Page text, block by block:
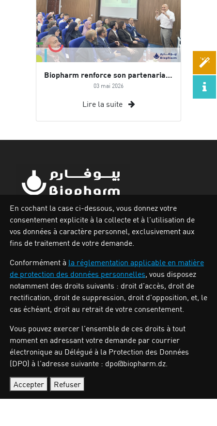
Biopharm renforce son partenariat académique avec l’Université de Bouira
03 mai 2026
Lire la suite
Zone industrielle Oued Smar,Lot N`62, Voie n36, Alger.
BIOPHARM
Activités
Investisseurs
Qui sommes nous
Carrières
Nous contacter
Politique de Protection des données à caractère
En cochant la case ci-dessous, vous donnez votre
consentement explicite à la collecte et à l’utilisation de
vos données à caractère personnel, exclusivement aux
fins de traitement de votre demande.
Conformément à la réglementation applicable en matière
de protection des données personnelles, vous disposez
notamment des droits suivants : droit d’accès, droit de
rectification, droit de suppression, droit d’opposition, et, le
cas échéant, droit au retrait de votre consentement.
Vous pouvez exercer l’ensemble de ces droits à tout
moment en adressant votre demande par courrier
électronique au Délégué à la Protection des Données
(DPO) à l’adresse suivante : dpo@biopharm.dz.
Accepter Refuser